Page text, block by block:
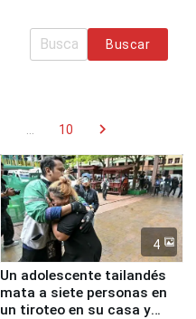
Buscar
10 chevron_right
4
Un adolescente tailandés
mata a siete personas en
un tiroteo en su casa y